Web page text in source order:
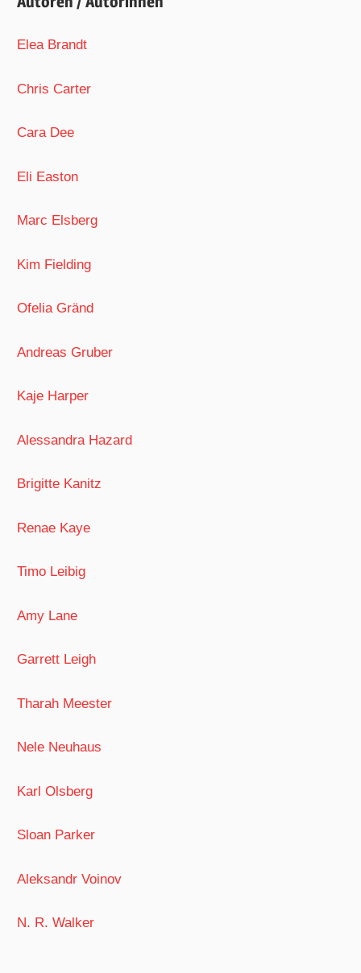
Elea Brandt
Chris Carter
Cara Dee
Eli Easton
Marc Elsberg
Kim Fielding
Ofelia Gränd
Andreas Gruber
Kaje Harper
Alessandra Hazard
Brigitte Kanitz
Renae Kaye
Timo Leibig
Amy Lane
Garrett Leigh
Tharah Meester
Nele Neuhaus
Karl Olsberg
Sloan Parker
Aleksandr Voinov
N. R. Walker